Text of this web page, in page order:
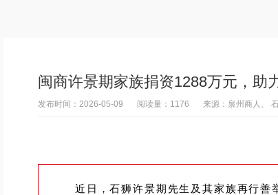
闽商许景期家族捐资1288万元，助
发布时间： 2026-05-09 阅读量：1176 来源：泉州商人、
近日，石狮许景期先生及其家族再行善